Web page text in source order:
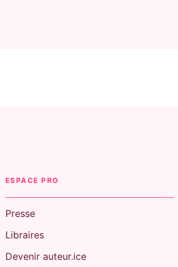
ESPACE PRO
Presse
Libraires
Devenir auteur.ice